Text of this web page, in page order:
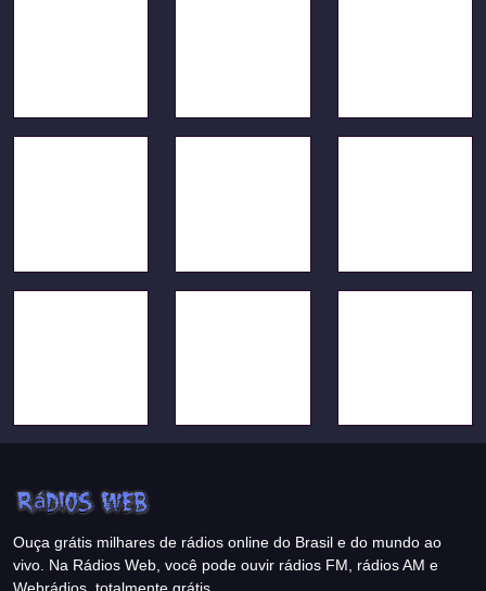
Ouça grátis milhares de rádios online do Brasil e do mundo ao
vivo. Na Rádios Web, você pode ouvir rádios FM, rádios AM e